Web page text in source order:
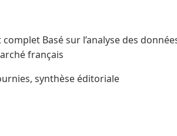
Basé sur l’analyse des
français
synthèse éditoriale